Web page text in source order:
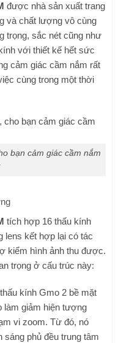
được nhà sản xuất trang
và chất lượng vô cùng
trọng, sắc nét cũng như
với thiết kế hết sức
cảm giác cầm nắm rất
cùng trong một thời
bạn cảm giác cầm nắm
tích hợp 16 thấu kính
lens kết hợp lại có tác
kiểm hình ảnh thu được.
trọng ở cấu trúc này:
kính Gmo 2 bề mặt
làm giảm hiện tượng
vi zoom. Từ đó, nó
sáng phủ đều trung tâm